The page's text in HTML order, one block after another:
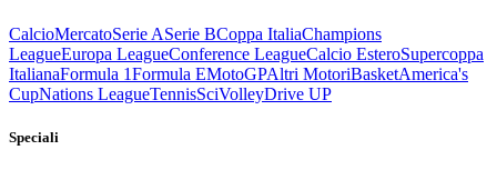
CalcioMercatoSerie ASerie BCoppa ItaliaChampions
LeagueEuropa LeagueConference LeagueCalcio EsteroSupercoppa
ItalianaFormula 1Formula EMotoGPAltri MotoriBasketAmerica's
CupNations LeagueTennisSciVolleyDrive UP
Speciali